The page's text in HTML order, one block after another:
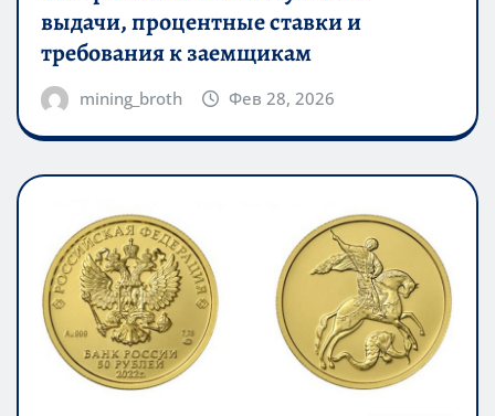
выдачи, процентные ставки и
требования к заемщикам
mining_broth Фев 28, 2026